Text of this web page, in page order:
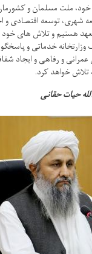
خود، ملت مسلمان و
شهری، توسعه اقتصادی
هستیم و تلاش های خود
خدماتی و پاسخگو
عمرانی و رفاهی و ایجاد
خواهد کرد.
حیات حقانی